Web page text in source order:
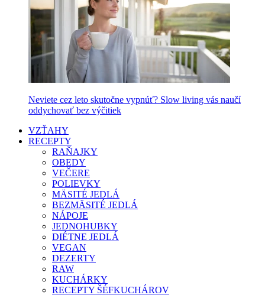
Neviete cez leto skutočne vypnúť? Slow living vás naučí
oddychovať bez výčitiek
VZŤAHY
RECEPTY
RAŇAJKY
OBEDY
VEČERE
POLIEVKY
MÄSITÉ JEDLÁ
BEZMÄSITÉ JEDLÁ
NÁPOJE
JEDNOHUBKY
DIÉTNE JEDLÁ
VEGAN
DEZERTY
RAW
KUCHÁRKY
RECEPTY ŠÉFKUCHÁROV